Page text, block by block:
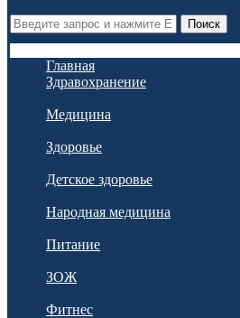
Поиск
Главная
Здравохранение
Медицина
Здоровье
Детское здоровье
Народная медицина
Питание
ЗОЖ
Фитнес